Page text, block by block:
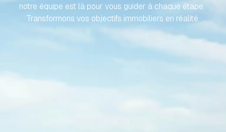
notre équipe est là pour vous guider à chaque étape.
Transformons vos objectifs immobiliers en réalité.